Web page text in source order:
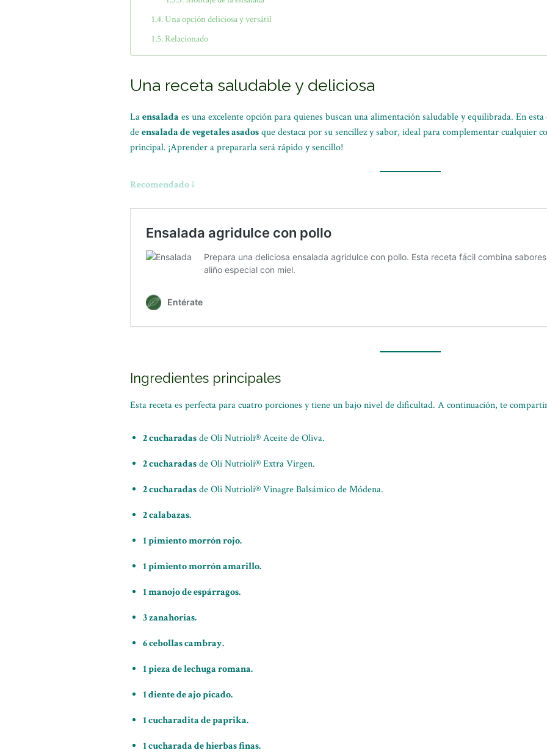
Una opción deliciosa y versátil
Relacionado
Una receta saludable y deliciosa
Laensalada es una excelente opción para quienes buscan una alimentación saludable y equilibrada. En
deensalada de vegetales asadosque destaca por su sencillez y sabor, ideal para complementar cualquier
principal. ¡Aprender a prepararla será rápido y sencillo!
Recomendado ↓
Ingredientes principales
Esta receta es perfecta para cuatro porciones y tiene un bajo nivel de dificultad. A continuación, te
2 cucharadasde Oli Nutrioli® Aceite de Oliva.
2 cucharadasde Oli Nutrioli® Extra Virgen.
2 cucharadasde Oli Nutrioli® Vinagre Balsámico de Módena.
2 calabazas.
1 pimiento morrón rojo.
1 pimiento morrón amarillo.
1 manojo de espárragos.
3 zanahorias.
6 cebollas cambray.
1 pieza de lechuga romana.
1 diente de ajo picado.
1 cucharadita de paprika.
1 cucharada de hierbas finas.